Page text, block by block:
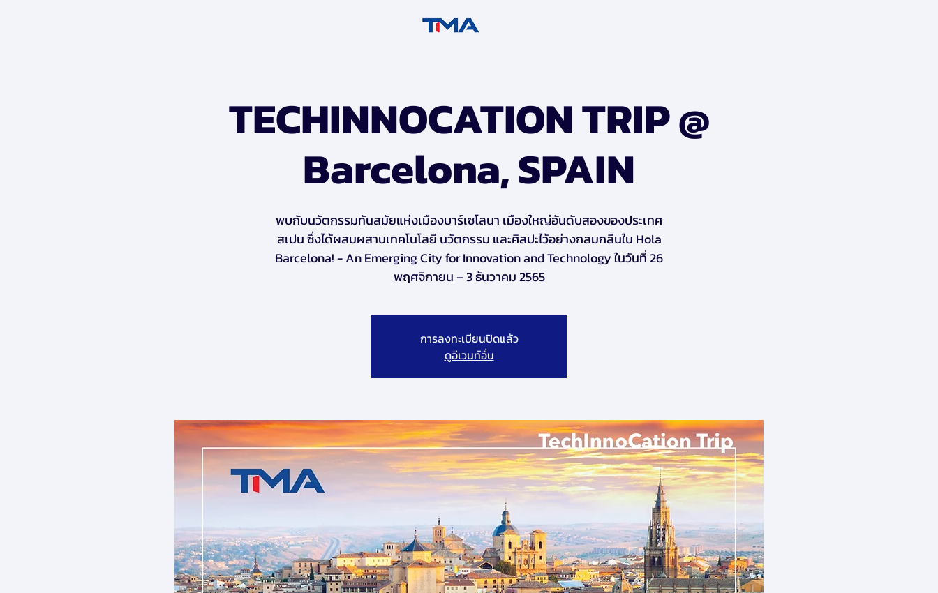
TECHINNOCATION TRIP @
Barcelona, SPAIN
พบกับนวัตกรรมทันสมัยแห่งเมืองบาร์เซโลนา เมืองใหญ่อันดับสองของประเทศ
สเปน ซึ่งได้ผสมผสานเทคโนโลยี นวัตกรรม และศิลปะไว้อย่างกลมกลืนใน Hola
Barcelona! - An Emerging City for Innovation and Technology ในวันที่ 26
พฤศจิกายน – 3 ธันวาคม 2565
การลงทะเบียนปิดแล้ว
ดูอีเวนท์อื่น